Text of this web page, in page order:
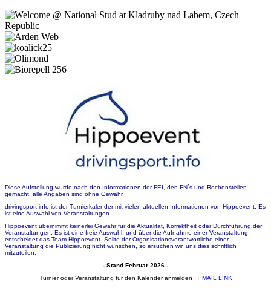
Diese Aufstellung wurde nach den Informationen der FEI, den FN´s und Rechenstellen
gemacht, alle Angaben sind ohne Gewähr.
drivingsport.info ist der Turnierkalender mit vielen aktuellen Informationen von Hippoevent. Es
ist eine Auswahl von Veranstaltungen.
Hippoevent übernimmt keinerlei Gewähr für die Aktualität, Korrektheit oder Durchführung der
Veranstaltungen. Es ist eine freie Auswahl, und über die Aufnahme einer Veranstaltung
entscheidet das Team Hippoevent. Sollte der Organisationsverantwortliche einer
Veranstaltung die Publizierung nicht wünschen, so ersuchen wir, uns dies schriftlich
mitzuteilen.
- Stand Februar 2026 -
Turnier oder Veranstaltung für den Kalender anmelden → MAIL LINK